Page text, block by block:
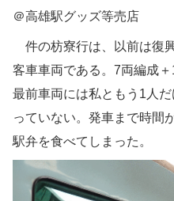
＠高雄駅グッズ等売店
件の枋寮行は、以前は復
客車車両である。7両編成
最前車両には私ともう1人
っていない。発車まで時間
駅弁を食べてしまった。